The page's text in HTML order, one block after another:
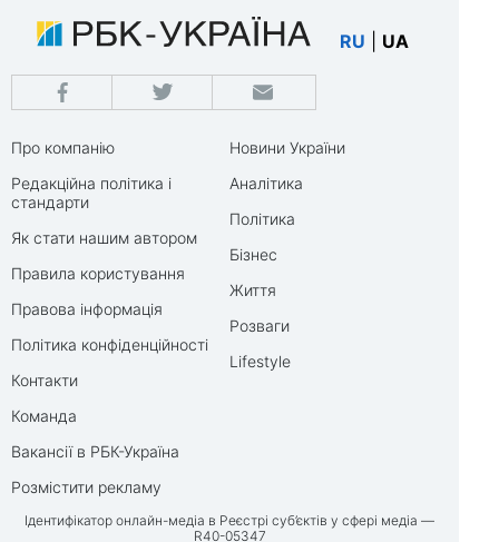
RU UA
Про компанію
Редакційна політика і
стандарти
Як стати нашим автором
Правила користування
Правова інформація
Політика конфіденційності
Контакти
Команда
Вакансії в РБК-Україна
Розмістити рекламу
Новини України
Аналітика
Політика
Бізнес
Життя
Розваги
Lifestyle
Ідентифікатор онлайн-медіа в Реєстрі суб’єктів у сфері медіа —
R40-05347